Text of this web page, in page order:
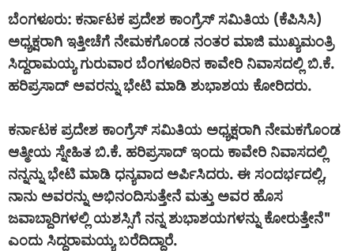
ಬೆಂಗಳೂರು: ಕರ್ನಾಟಕ ಪ್ರದೇಶ ಕಾಂಗ್ರೆಸ್ ಸಮಿತಿಯ (ಕೆಪಿಸಿಸಿ)
ಅಧ್ಯಕ್ಷರಾಗಿ ಇತ್ತೀಚೆಗೆ ನೇಮಕಗೊಂಡ ನಂತರ ಮಾಜಿ ಮುಖ್ಯಮಂತ್ರಿ
ಸಿದ್ದರಾಮಯ್ಯ ಗುರುವಾರ ಬೆಂಗಳೂರಿನ ಕಾವೇರಿ ನಿವಾಸದಲ್ಲಿ ಬಿ.ಕೆ.
ಹರಿಪ್ರಸಾದ್ ಅವರನ್ನು ಭೇಟಿ ಮಾಡಿ ಶುಭಾಶಯ ಕೋರಿದರು.
ಕರ್ನಾಟಕ ಪ್ರದೇಶ ಕಾಂಗ್ರೆಸ್ ಸಮಿತಿಯ ಅಧ್ಯಕ್ಷರಾಗಿ ನೇಮಕಗೊಂಡ
ಆತ್ಮೀಯ ಸ್ನೇಹಿತ ಬಿ.ಕೆ. ಹರಿಪ್ರಸಾದ್ ಇಂದು ಕಾವೇರಿ ನಿವಾಸದಲ್ಲಿ
ನನ್ನನ್ನು ಭೇಟಿ ಮಾಡಿ ಧನ್ಯವಾದ ಅರ್ಪಿಸಿದರು. ಈ ಸಂದರ್ಭದಲ್ಲಿ,
ನಾನು ಅವರನ್ನು ಅಭಿನಂದಿಸುತ್ತೇನೆ ಮತ್ತು ಅವರ ಹೊಸ
ಜವಾಬ್ದಾರಿಗಳಲ್ಲಿ ಯಶಸ್ಸಿಗೆ ನನ್ನ ಶುಭಾಶಯಗಳನ್ನು ಕೋರುತ್ತೇನೆ"
ಎಂದು ಸಿದ್ದರಾಮಯ್ಯ ಬರೆದಿದ್ದಾರೆ.